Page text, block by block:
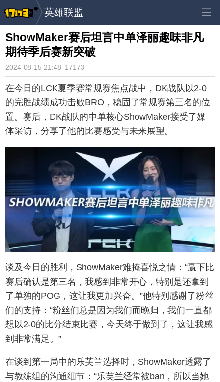
英雄联盟
ShowMaker赛后坦言中单泽丽趣味非凡
期待季后赛新突破
2024-08-15 21:48 17173
在今日的LCK夏季赛常规赛焦点战中，DK战队以2-0
的完胜战绩成功击败BRO，稳固了常规赛第三名的位
置。赛后，DK战队的中单核心ShowMaker接受了媒
体采访，分享了他的比赛感受与未来展望。
谈及今日的胜利，ShowMaker难掩喜悦之情：“赢下比
赛后确认是第三名，我感到非常开心，特别是还拿到
了单独的POG，这让我更加兴奋。”他特别感谢了粉丝
们的支持：“粉丝们总是因为我们而晚归，我们一直都
想以2-0的比分结束比赛，今天终于做到了，这让我感
到非常满足。”
在谈到第一局中的乐芙兰选择时，ShowMaker透露了
与教练组的沟通细节：“乐芙兰经常被ban，所以当她